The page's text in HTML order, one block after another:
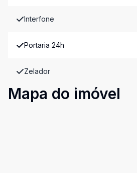
Interfone
Portaria 24h
Zelador
Mapa do imóvel